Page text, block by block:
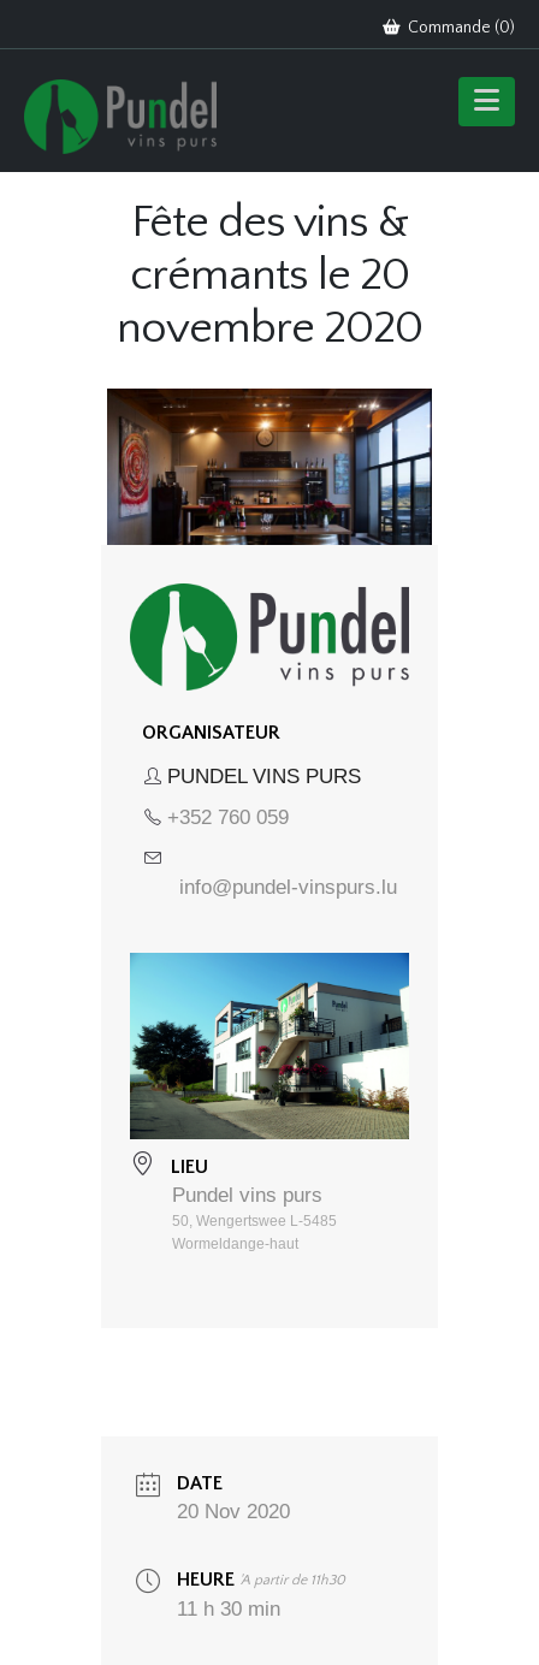
Commande (0)
Fête des vins &
crémants le 20
novembre 2020
ORGANISATEUR
PUNDEL VINS PURS
+352 760 059
info@pundel-vinspurs.lu
LIEU
Pundel vins purs
50, Wengertswee L-5485
Wormeldange-haut
DATE
20 Nov 2020
HEURE 'A partir de 11h30
11 h 30 min